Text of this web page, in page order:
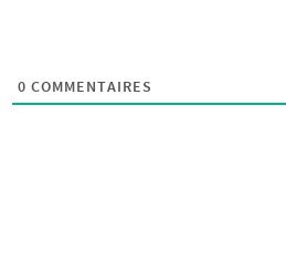
0 COMMENTAIRES